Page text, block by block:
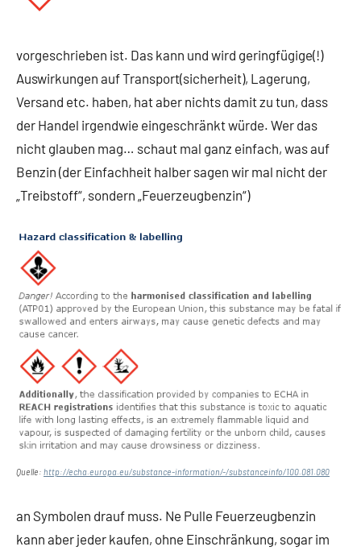
vorgeschrieben ist. Das kann und wird geringfügige(!)
Auswirkungen auf Transport(sicherheit), Lagerung,
Versand etc. haben, hat aber nichts damit zu tun, dass
der Handel irgendwie eingeschränkt würde. Wer das
nicht glauben mag… schaut mal ganz einfach, was auf
Benzin (der Einfachheit halber sagen wir mal nicht der
„Treibstoff“, sondern „Feuerzeugbenzin“)
Quelle: http://echa.europa.eu/substance-information/-/substanceinfo/100.081.080
an Symbolen drauf muss. Ne Pulle Feuerzeugbenzin
kann aber jeder kaufen, ohne Einschränkung, sogar im